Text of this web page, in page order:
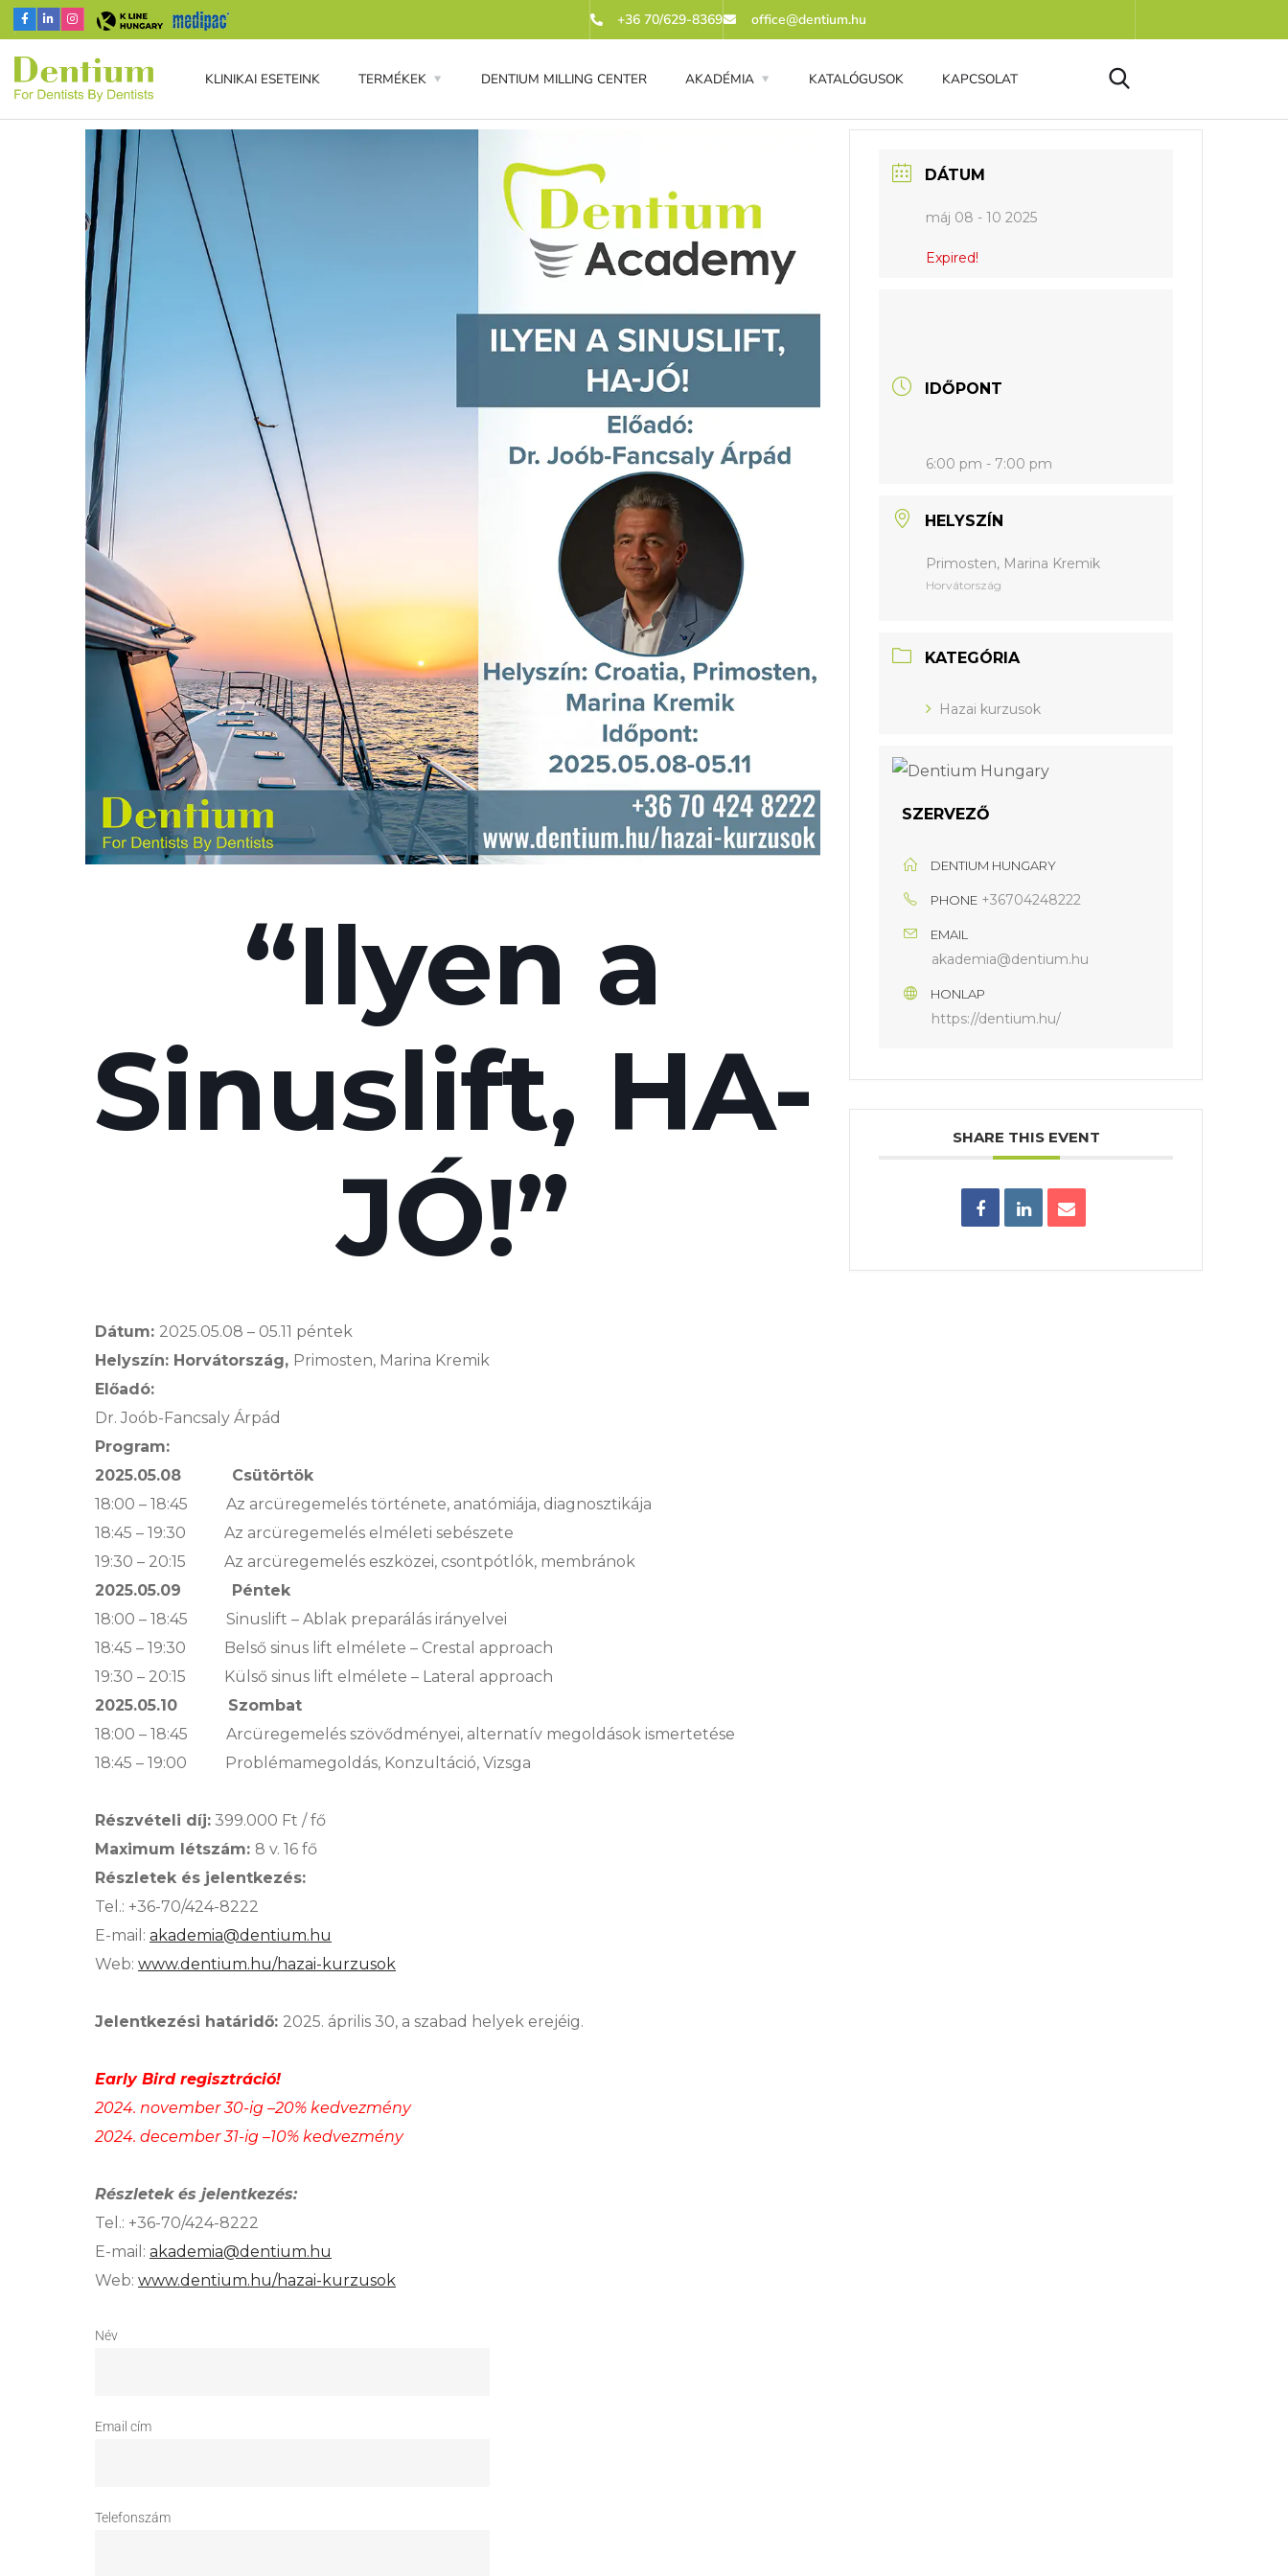
+36 70/629-8369 office@dentium.hu
KLINIKAI ESETEINK TERMÉKEK DENTIUM MILLING CENTER AKADÉMIA KATALÓGUSOK KAPCSOLAT
“Ilyen a
Sinuslift, HA-
JÓ!”
Dátum: 2025.05.08 – 05.11 péntek
Helyszín: Horvátország, Primosten, Marina Kremik
Előadó:
Dr. Joób-Fancsaly Árpád
Program:
2025.05.08 Csütörtök
18:00 – 18:45 Az arcüregemelés története, anatómiája, diagnosztikája
18:45 – 19:30 Az arcüregemelés elméleti sebészete
19:30 – 20:15 Az arcüregemelés eszközei, csontpótlók, membránok
2025.05.09 Péntek
18:00 – 18:45 Sinuslift – Ablak preparálás irányelvei
18:45 – 19:30 Belső sinus lift elmélete – Crestal approach
19:30 – 20:15 Külső sinus lift elmélete – Lateral approach
2025.05.10 Szombat
18:00 – 18:45 Arcüregemelés szövődményei, alternatív megoldások ismertetése
18:45 – 19:00 Problémamegoldás, Konzultáció, Vizsga
Részvételi díj: 399.000 Ft / fő
Maximum létszám: 8 v. 16 fő
Részletek és jelentkezés:
Tel.: +36-70/424-8222
E-mail: akademia@dentium.hu
Web: www.dentium.hu/hazai-kurzusok
Jelentkezési határidő: 2025. április 30, a szabad helyek erejéig.
Early Bird regisztráció!
2024. november 30-ig –20% kedvezmény
2024. december 31-ig –10% kedvezmény
Részletek és jelentkezés:
Tel.: +36-70/424-8222
E-mail: akademia@dentium.hu
Web: www.dentium.hu/hazai-kurzusok
Név
Email cím
Telefonszám
DÁTUM
máj 08 - 10 2025
Expired!
IDŐPONT
6:00 pm - 7:00 pm
HELYSZÍN
Primosten, Marina Kremik
Horvátország
KATEGÓRIA
Hazai kurzusok
SZERVEZŐ
DENTIUM HUNGARY
PHONE +36704248222
EMAIL
akademia@dentium.hu
HONLAP
https://dentium.hu/
SHARE THIS EVENT